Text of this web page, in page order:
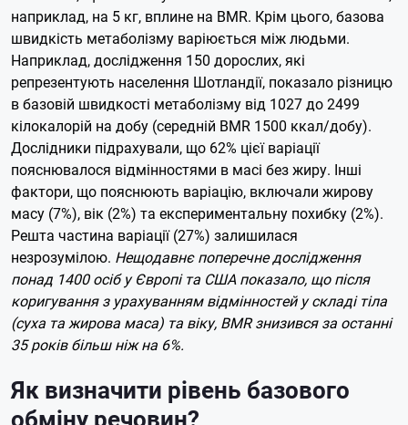
наприклад, на 5 кг, вплине на BMR. Крім цього, базова
швидкість метаболізму варіюється між людьми.
Наприклад, дослідження 150 дорослих, які
репрезентують населення Шотландії, показало різницю
в базовій швидкості метаболізму від 1027 до 2499
кілокалорій на добу (середній BMR 1500 ккал/добу).
Дослідники підрахували, що 62% цієї варіації
пояснювалося відмінностями в масі без жиру. Інші
фактори, що пояснюють варіацію, включали жирову
масу (7%), вік (2%) та експериментальну похибку (2%).
Решта частина варіації (27%) залишилася
незрозумілою. Нещодавнє поперечне дослідження
понад 1400 осіб у Європі та США показало, що після
коригування з урахуванням відмінностей у складі тіла
(суха та жирова маса) та віку, BMR знизився за останні
35 років більш ніж на 6%.
Як визначити рівень базового
обміну речовин?